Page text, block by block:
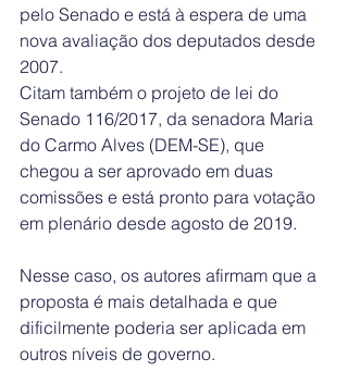
pelo Senado e está à espera de uma
nova avaliação dos deputados desde
2007.
Citam também o projeto de lei do
Senado 116/2017, da senadora Maria
do Carmo Alves (DEM-SE), que
chegou a ser aprovado em duas
comissões e está pronto para votação
em plenário desde agosto de 2019.
Nesse caso, os autores afirmam que a
proposta é mais detalhada e que
dificilmente poderia ser aplicada em
outros níveis de governo.